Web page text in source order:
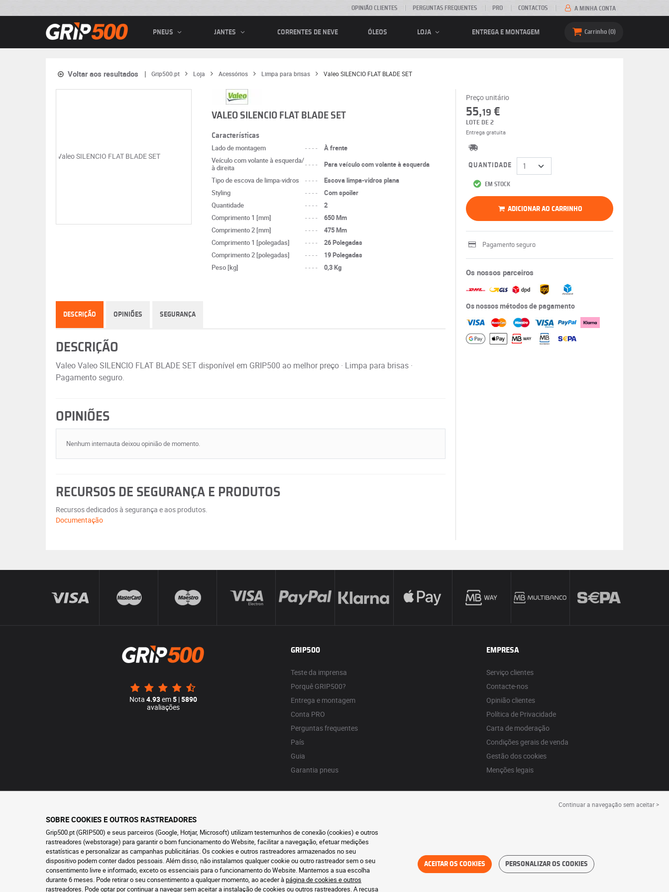
OPINIÃO CLIENTES PERGUNTAS FREQUENTES PRO CONTACTOS A MINHA CONTA
PNEUS JANTES CORRENTES DE NEVE ÓLEOS LOJA ENTREGA E MONTAGEM Carrinho 0
Voltar aos resultados Grip500.pt Loja Acessórios Limpa para brisas Valeo SILENCIO FLAT BLADE SET
VALEO SILENCIO FLAT BLADE SET
Características
Lado de montagem ----
À frente
Veículo com volante à esquerda/
à direita
----
Para veículo com volante à esquerda
Tipo de escova de limpa-vidros
----
Escova limpa-vidros plana
Styling
----
Com spoiler
Quantidade
----
2
Comprimento 1 [mm]
----
650 Mm
Comprimento 2 [mm]
----
475 Mm
Comprimento 1 [polegadas]
----
26 Polegadas
Comprimento 2 [polegadas]
----
19 Polegadas
Peso [kg]
---- 0,3 Kg
Preço unitário
55,19 €
LOTE DE 2
Entrega gratuita
EM STOCK
QUANTIDADE
ADICIONAR AO CARRINHO
Pagamento seguro
Os nossos parceiros
Os nossos métodos de pagamento
DESCRIÇÃO OPINIÕES SEGURANÇA
DESCRIÇÃO
Valeo Valeo SILENCIO FLAT BLADE SET disponível em GRIP500 ao melhor preço · Limpa para brisas ·
Pagamento seguro.
OPINIÕES
Nenhum internauta deixou opinião de momento.
RECURSOS DE SEGURANÇA E PRODUTOS
Recursos dedicados à segurança e aos produtos.
Documentação
Nota 4.93em5|5890
avaliações
GRIP500
Teste da imprensa
Porquê GRIP500?
Entrega e montagem
Conta PRO
Perguntas frequentes
País
Guia
Garantia pneus
EMPRESA
Serviço clientes
Contacte-nos
Opinião clientes
Política de Privacidade
Carta de moderação
Condições gerais de venda
Gestão dos cookies
Menções legais
Continuar a navegação sem aceitar >
SOBRE COOKIES E OUTROS RASTREADORES
Grip500.pt (GRIP500) e seus parceiros (Google, Hotjar, Microsoft) utilizam testemunhos de conexão (cookies) e outros
rastreadores (webstorage) para garantir o bom funcionamento do Website, facilitar a navegação, efetuar medições
estatísticas e personalizar as campanhas publicitárias. Os cookies e outros rastreadores armazenados no seu
dispositivo podem conter dados pessoais. Além disso, não instalamos qualquer cookie ou outro rastreador sem o seu
consentimento livre e informado, exceto os essenciais para o funcionamento do Website. Mantemos a sua escolha
durante 6 meses. Pode retirar o seu consentimento a qualquer momento, ao aceder àpágina de cookies e outros
rastreadores. Pode optar por continuar a navegar sem aceitar a instalação de cookies ou outros rastreadores. A recusa
ACEITAR OS COOKIES PERSONALIZAR OS COOKIES